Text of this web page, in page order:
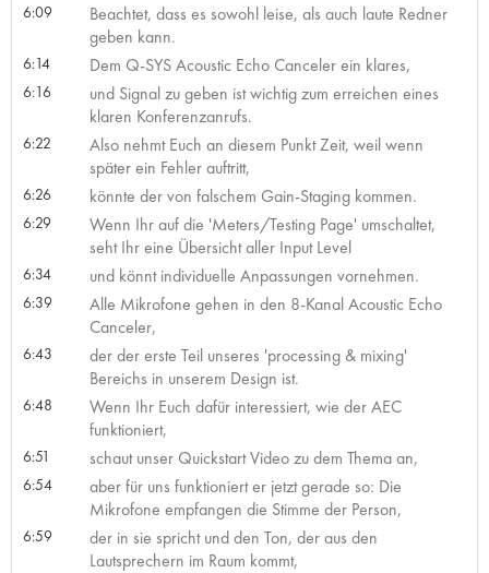
6:09
Beachtet, dass es sowohl leise, als auch laute Redner
geben kann.
6:14 Dem Q-SYS Acoustic Echo Canceler ein klares,
6:16
und Signal zu geben ist wichtig zum erreichen eines
klaren Konferenzanrufs.
6:22
Also nehmt Euch an diesem Punkt Zeit, weil wenn
später ein Fehler auftritt,
6:26 könnte der von falschem Gain-Staging kommen.
6:29
Wenn Ihr auf die 'Meters/Testing Page' umschaltet,
seht Ihr eine Übersicht aller Input Level
6:34 und könnt individuelle Anpassungen vornehmen.
6:39
Alle Mikrofone gehen in den 8-Kanal Acoustic Echo
Canceler,
6:43
der der erste Teil unseres 'processing & mixing'
Bereichs in unserem Design ist.
6:48
Wenn Ihr Euch dafür interessiert, wie der AEC
funktioniert,
6:51 schaut unser Quickstart Video zu dem Thema an,
6:54
aber für uns funktioniert er jetzt gerade so: Die
Mikrofone empfangen die Stimme der Person,
6:59
der in sie spricht und den Ton, der aus den
Lautsprechern im Raum kommt,